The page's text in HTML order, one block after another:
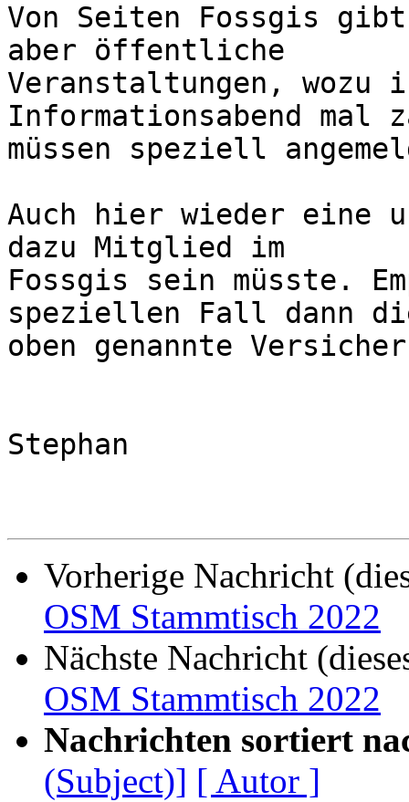
Von Seiten Fossgis
aber öffentliche
Veranstaltungen, wozu
Informationsabend mal
müssen speziell
Auch hier wieder eine
dazu Mitglied im
Fossgis sein müsste.
speziellen Fall dann
oben genannte
Stephan
Vorherige Nachricht
OSM Stammtisch 2022
Nächste Nachricht
OSM Stammtisch 2022
Nachrichten sortiert
(Subject)] [ Autor ]